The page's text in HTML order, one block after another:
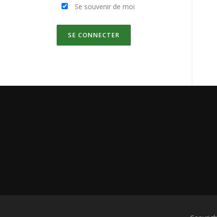
Se souvenir de moi